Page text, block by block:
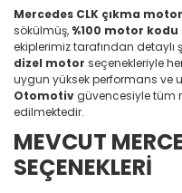
Mercedes CLK çıkma
sökülmüş,%100 motor
ekiplerimiz tarafından detaylı
dizel motor seçenekleriyle
uygun yüksek performans ve
Otomotivgüvencesiyle tüm
edilmektedir.
MEVCUT
SEÇENEKLERİ